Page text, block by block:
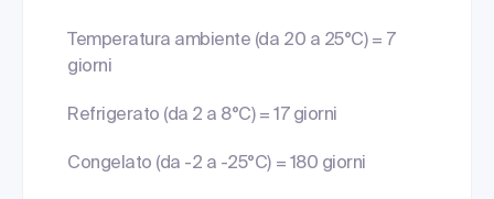
Temperatura ambiente (da 20 a 25°C) = 7
giorni
Refrigerato (da 2 a 8°C) = 17 giorni
Congelato (da -2 a -25°C) = 180 giorni